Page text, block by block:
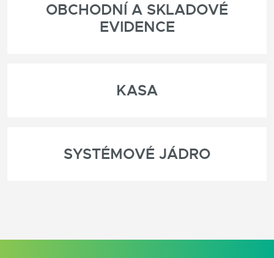
OBCHODNÍ A SKLADOVÉ
EVIDENCE
KASA
SYSTÉMOVÉ JÁDRO